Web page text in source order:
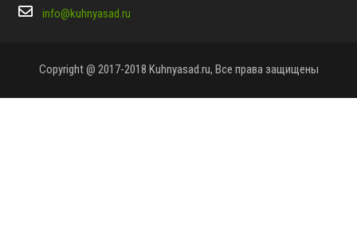
info@kuhnyasad.ru
Copyright @ 2017-2018 Kuhnyasad.ru, Все права защищены